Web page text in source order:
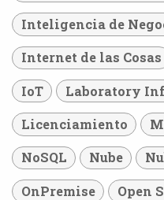
Inteligencia de
Internet de las Cosas
IoT Laboratory
Licenciamiento
NoSQL Nube
OnPremise Open